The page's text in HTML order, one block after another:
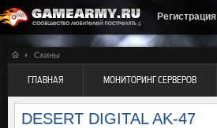
Регистрация
Скины
ГЛАВНАЯ МОНИТОРИНГ СЕРВЕРОВ
DESERT DIGITAL AK-47